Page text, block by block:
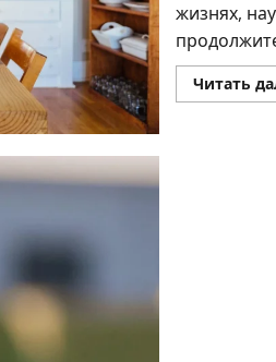
жизнях,
Читать